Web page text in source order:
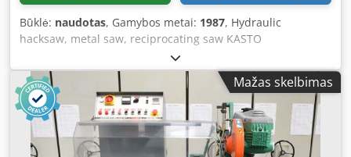
Būklė: naudotas, Gamybos metai: 1987, Hydraulic
hacksaw, metal saw, reciprocating saw KASTO
Unfortunately, there is no type plate available; the data is
taken from a comparable saw. Model: PSB WBS 210 / 230
Year of manufacture: 1980s Cutting capacity - round: Ø 250
mm Cutting capacity - square: 225 x 225 mm Cutting
capacity - rectangular: 260 x 100 mm Cutting speed: 11 - 13
- 17 - 22 - 26 - 34 m/min Dkjdpsq R Riisfx Afwer Saw blade
length: 400 mm Motor power: 1.4 and 1.8 kW, two-speed
Mažas skelbimas